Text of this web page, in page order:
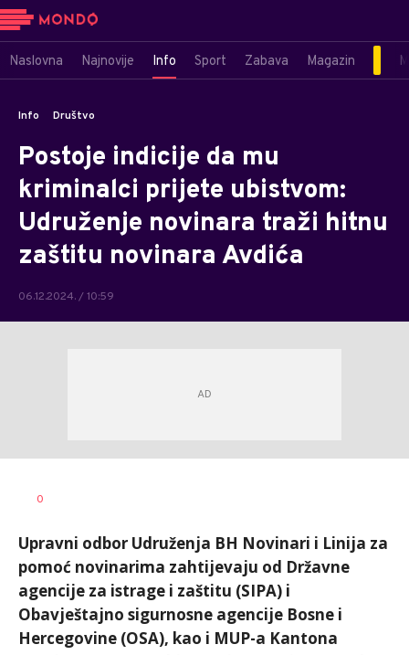
Naslovna Najnovije Info Sport Zabava Magazin
Info Društvo
Postoje indicije da mu
kriminalci prijete ubistvom:
Udruženje novinara traži hitnu
zaštitu novinara Avdića
06.12.2024. / 10:59
AUTOR
0
Upravni odbor Udruženja BH Novinari i Linija za
pomoć novinarima zahtijevaju od Državne
agencije za istrage i zaštitu (SIPA) i
Obavještajno sigurnosne agencije Bosne i
Hercegovine (OSA), kao i MUP-a Kantona